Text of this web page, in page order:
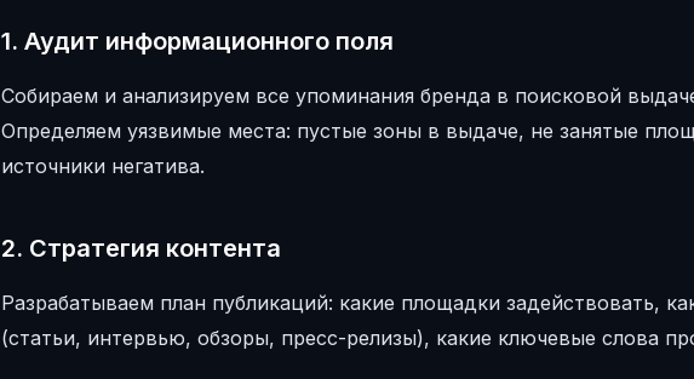
1. Аудит информационного поля
Собираем и анализируем все упоминания бренда в поисковой
Определяем уязвимые места: пустые зоны в выдаче, не занятые
источники негатива.
2. Стратегия контента
Разрабатываем план публикаций: какие площадки задействовать,
(статьи, интервью, обзоры, пресс-релизы), какие ключевые слова